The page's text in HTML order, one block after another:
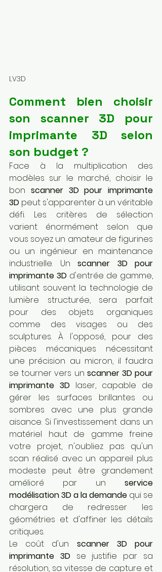
LV3D
Comment bien choisir
son scanner 3D pour
imprimante 3D selon
son budget ?
Face à la multiplication des
modèles sur le marché, choisir le
bon scanner 3D pour imprimante
3D peut s'apparenter à un véritable
défi. Les critères de sélection
varient énormément selon que
vous soyez un amateur de figurines
ou un ingénieur en maintenance
industrielle. Un scanner 3D pour
imprimante 3D d'entrée de gamme,
utilisant souvent la technologie de
lumière structurée, sera parfait
pour des objets organiques
comme des visages ou des
sculptures. À l'opposé, pour des
pièces mécaniques nécessitant
une précision au micron, il faudra
se tourner vers un scanner 3D pour
imprimante 3D laser, capable de
gérer les surfaces brillantes ou
sombres avec une plus grande
aisance. Si l'investissement dans un
matériel haut de gamme freine
votre projet, n'oubliez pas qu'un
scan réalisé avec un appareil plus
modeste peut être grandement
amélioré par un service
modélisation 3D a la demande qui se
chargera de redresser les
géométries et d'affiner les détails
critiques.
Le coût d'un scanner 3D pour
imprimante 3D se justifie par sa
résolution, sa vitesse de capture et